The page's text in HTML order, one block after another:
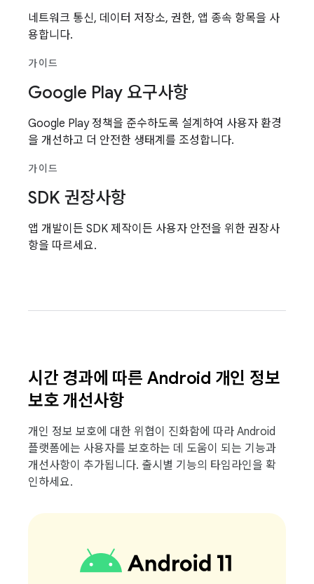
네트워크 통신, 데이터 저장소, 권한, 앱 종속 항목을 사
용합니다.
가이드
Google Play 요구사항
Google Play 정책을 준수하도록 설계하여 사용자 환경
을 개선하고 더 안전한 생태계를 조성합니다.
가이드
SDK 권장사항
앱 개발이든 SDK 제작이든 사용자 안전을 위한 권장사
항을 따르세요.
시간 경과에 따른 Android 개인 정보
보호 개선사항
개인 정보 보호에 대한 위협이 진화함에 따라 Android
플랫폼에는 사용자를 보호하는 데 도움이 되는 기능과
개선사항이 추가됩니다. 출시별 기능의 타임라인을 확
인하세요.